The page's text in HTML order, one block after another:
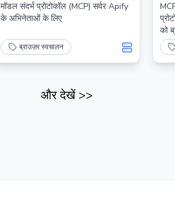
मॉडल संदर्भ प्रोटोकॉल (MCP) सर्वर Apify
के अभिनेताओं के लिए
ब्राउज़र स्वचालन
को
है।
और देखें>>